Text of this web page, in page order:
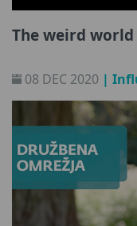
The weird
08 DEC 2020 |